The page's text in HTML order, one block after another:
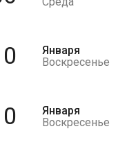
Января
Воскресенье
Января
Воскресенье